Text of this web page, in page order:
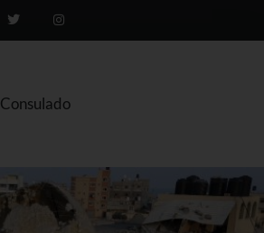
Consulado